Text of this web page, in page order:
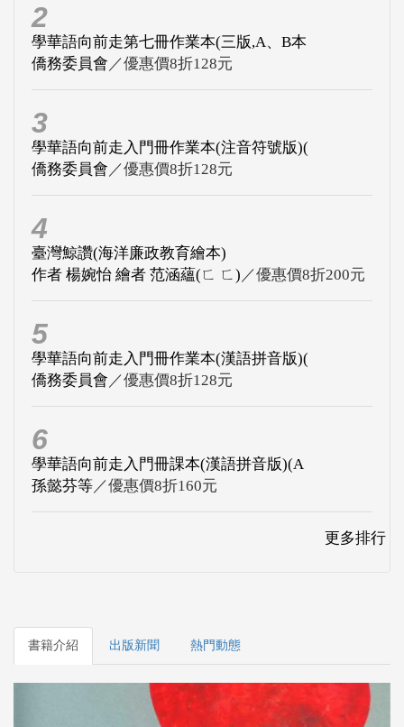
2
學華語向前走第七冊作業本(三版,A、B本
僑務委員會 ／優惠價8折128元
3
學華語向前走入門冊作業本(注音符號版)(
僑務委員會 ／優惠價8折128元
4
臺灣鯨讚(海洋廉政教育繪本)
作者 楊婉怡 繪者 范涵蘊(ㄈ ㄈ) ／優惠價8折200元
5
學華語向前走入門冊作業本(漢語拼音版)(
僑務委員會 ／優惠價8折128元
6
學華語向前走入門冊課本(漢語拼音版)(A
孫懿芬等／優惠價8折160元
更多排行
書籍介紹 出版新聞 熱門動態